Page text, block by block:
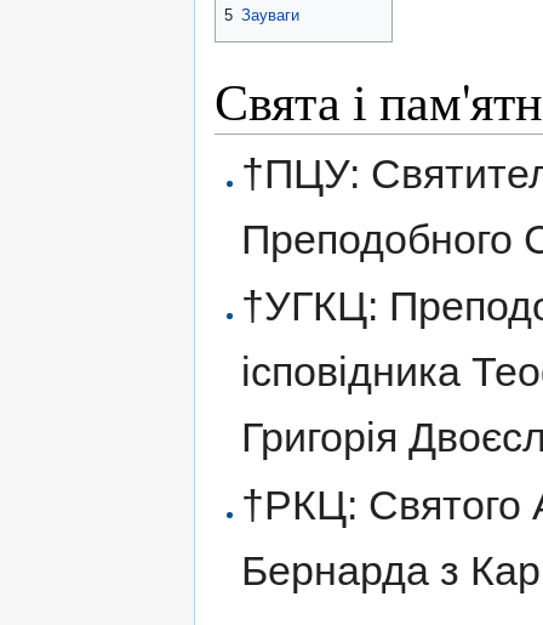
5 Зауваги
Свята і
†ПЦУ:
Преподобного
†УГКЦ:
ісповідника
Григорія
†РКЦ: Святого
Бернарда з